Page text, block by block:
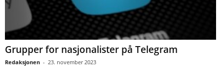
Grupper for nasjonalister på Telegram
Redaksjonen - 23. november 2023